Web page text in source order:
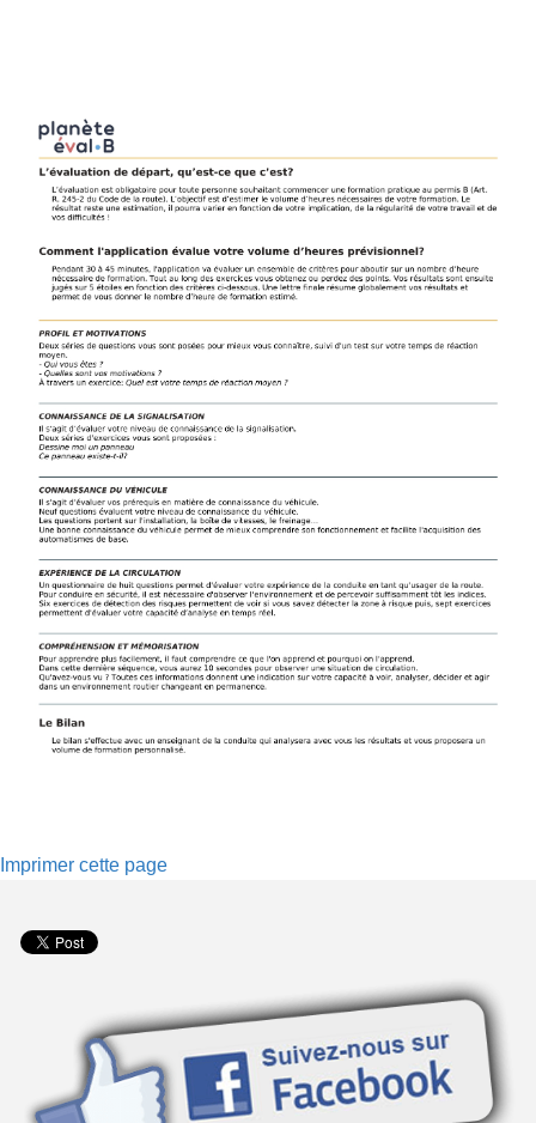
Imprimer cette page